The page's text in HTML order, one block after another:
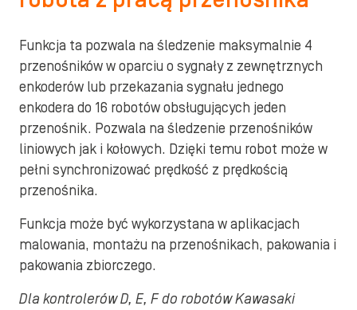
Funkcja ta pozwala na śledzenie maksymalnie 4
przenośników w oparciu o sygnały z zewnętrznych
enkoderów lub przekazania sygnału jednego
enkodera do 16 robotów obsługujących jeden
przenośnik. Pozwala na śledzenie przenośników
liniowych jak i kołowych. Dzięki temu robot może w
pełni synchronizować prędkość z prędkością
przenośnika.
Funkcja może być wykorzystana w aplikacjach
malowania, montażu na przenośnikach, pakowania i
pakowania zbiorczego.
Dla kontrolerów D, E, F do robotów Kawasaki